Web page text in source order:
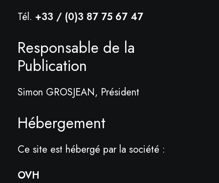
Tél. +33 / (0)3 87 75 67 47
Responsable de la
Publication
Simon GROSJEAN, Président
Hébergement
Ce site est hébergé par la société :
OVH